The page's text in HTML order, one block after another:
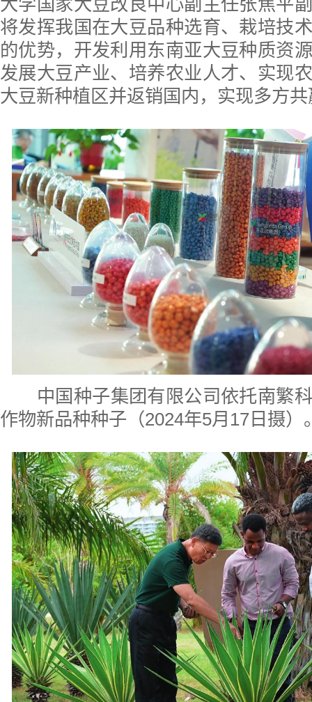
大学国家大豆改良中心副主任张焦平
将发挥我国在大豆品种选育、栽培技
的优势，开发利用东南亚大豆种质资
发展大豆产业、培养农业人才、实现
大豆新种植区并返销国内，实现多方
中国种子集团有限公司依托南繁
作物新品种种子（2024年5月17日摄）